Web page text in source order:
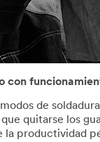
con
de
quitarse los
la productividad